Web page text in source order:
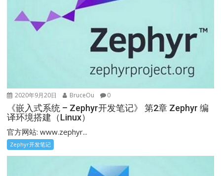
2020年9月20日 BruceOu 0
《嵌入式系统 – Zephyr开发笔记》 第2章 Zephyr 编
译环境搭建（Linux）
官方网站: www.zephyr...
Zephyr开发笔记